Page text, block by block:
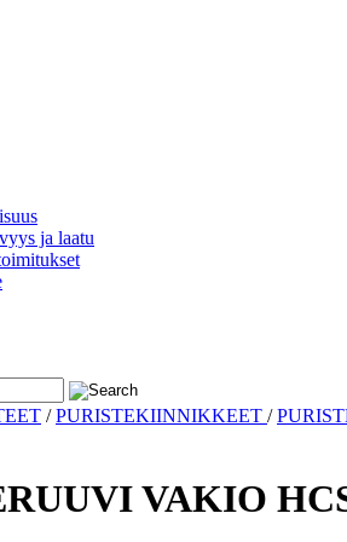
ja laatu
/PURISTEKIINNIKKEET /
VAKIO